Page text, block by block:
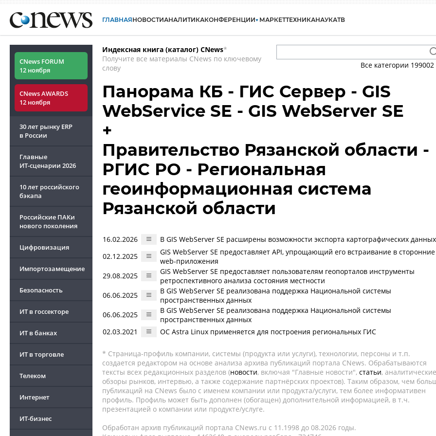
ГЛАВНАЯНОВОСТИАНАЛИТИКАКОНФЕРЕНЦИИ МАРКЕТТЕХНИКАНАУКАТВ
CNews FORUM
12 ноября
CNews AWARDS
12 ноября
30 лет рынку ERP
в России
Главные
ИТ-сценарии 2026
10 лет российского
бэкапа
Российские ПАКи
нового поколения
Цифровизация
Импортозамещение
Безопасность
ИТ в госсекторе
ИТ в банках
ИТ в торговле
Телеком
Интернет
ИТ-бизнес
Индексная книга (каталог) CNews*
Получите все материалы CNews по ключевому
слову
Все категории 199002
Панорама КБ - ГИС Сервер - GIS
WebService SE - GIS WebServer SE
+
Правительство Рязанской области -
РГИС РО - Региональная
геоинформационная система
Рязанской области
16.02.2026
В GIS WebServer SE расширены возможности экспорта картографических данных
02.12.2025
GIS WebServer SE предоставляет API, упрощающий его встраивание в сторонние
web-приложения
29.08.2025
GIS WebServer SE предоставляет пользователям геопорталов инструменты
ретроспективного анализа состояния местности
06.06.2025
В GIS WebServer SE реализована поддержка Национальной системы
пространственных данных
06.06.2025
В GIS WebServer SE реализована поддержка Национальной системы
пространственных данных
02.03.2021
ОС Astra Linux применяется для построения региональных ГИС
* Страница-профиль компании, системы (продукта или услуги), технологии, персоны и т.п.
создается редактором на основе анализа архива публикаций портала CNews. Обрабатываются
тексты всех редакционных разделов (новости, включая "Главные новости", статьи, аналитические
обзоры рынков, интервью, а также содержание партнёрских проектов). Таким образом, чем
публикаций на CNews было с именем компании или продукта/услуги, тем более информативен
профиль. Профиль может быть дополнен (обогащен) дополнительной информацией, в т.ч.
презентацией о компании или продукте/услуге.
Обработан архив публикаций портала CNews.ru c 11.1998 до 08.2026 годы.